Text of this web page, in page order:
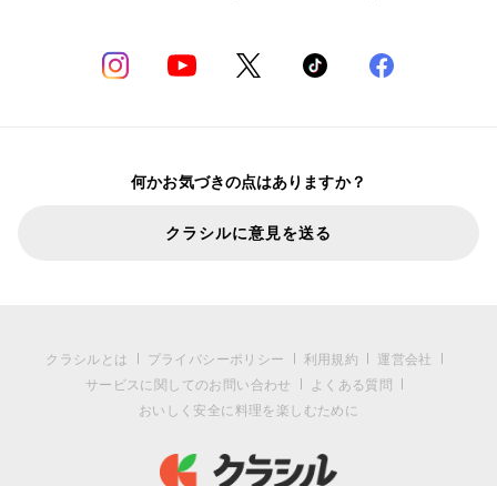
何かお気づきの点はありますか？
クラシルに意見を送る
クラシルとは プライバシーポリシー 利用規約
運営会社
サービスに関してのお問い合わせ
よくある質問
おいしく安全に料理を楽しむために